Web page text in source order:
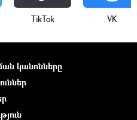
ТikТоk VK
կանոնները